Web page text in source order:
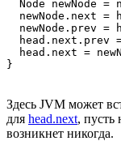
Node newNode =
newNode.next =
newNode.prev =
head.next.prev
head.next =
}
Здесь JVM может
для head.next, пусть
возникнет никогда.